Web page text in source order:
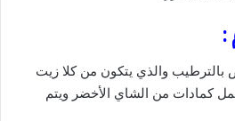
:
والذي يتكون من كلا زيت
كمادات من الشاي الأخضر ويتم